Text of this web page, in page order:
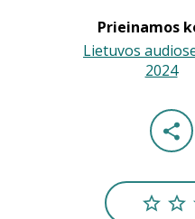
Prieinamos
Lietuvos
2024